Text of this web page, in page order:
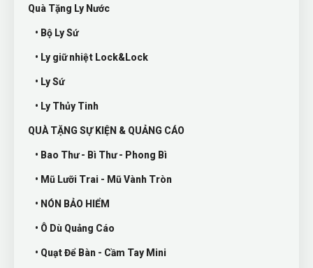
Quà Tặng Ly Nước
• Bộ Ly Sứ
• Ly giữ nhiệt Lock&Lock
• Ly Sứ
• Ly Thủy Tinh
QUÀ TẶNG SỰ KIỆN & QUẢNG CÁO
• Bao Thư - Bì Thư - Phong Bì
• Mũ Lưỡi Trai - Mũ Vành Tròn
• NÓN BẢO HIỂM
• Ô Dù Quảng Cáo
• Quạt Để Bàn - Cầm Tay Mini